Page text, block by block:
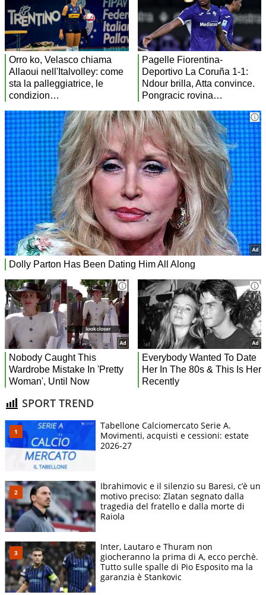
SPORT TREND
Tabellone Calciomercato Serie A.
Movimenti, acquisti e cessioni: estate
2026-27
Ibrahimovic e il silenzio su Baresi, c’è un
motivo preciso: Zlatan segnato dalla
tragedia del fratello e dalla morte di
Raiola
Inter, Lautaro e Thuram non
giocheranno la prima di A, ecco perchè.
Tutto sulle spalle di Pio Esposito ma la
garanzia è Stankovic